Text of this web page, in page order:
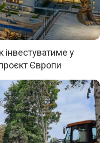
інвестуватиме у
Європи